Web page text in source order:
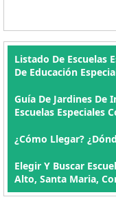
Listado De Escuelas
De Educación
Guía De Jardines De
Escuelas Especiales
¿Cómo Llegar?
Elegir Y Buscar
Alto, Santa Maria,